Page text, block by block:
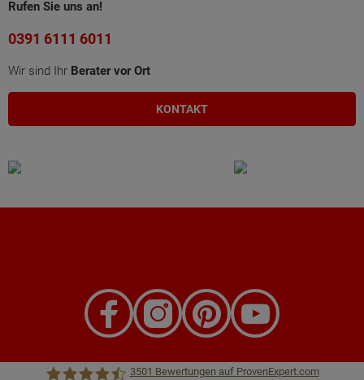
Rufen Sie uns an!
0391 6111 6011
Wir sind Ihr Berater vor Ort
KONTAKT
3501 Bewertungen auf ProvenExpert.com